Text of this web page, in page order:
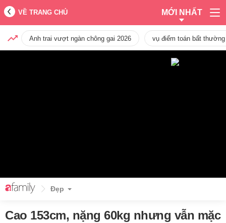
VỀ TRANG CHỦ MỚI NHẤT
Anh trai vượt ngàn chông gai 2026 vụ điểm toán bất
Đẹp
Cao 153cm, nặng 60kg nhưng vẫn mặc